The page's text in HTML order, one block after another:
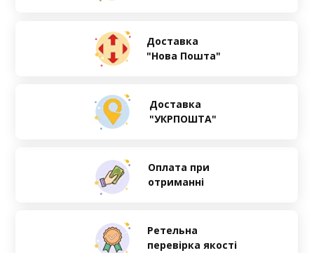
Оплата при
отриманні
Ретельна
перевірка якості
Доставка
"Нова Пошта"
Доставка
"УКРПОШТА"